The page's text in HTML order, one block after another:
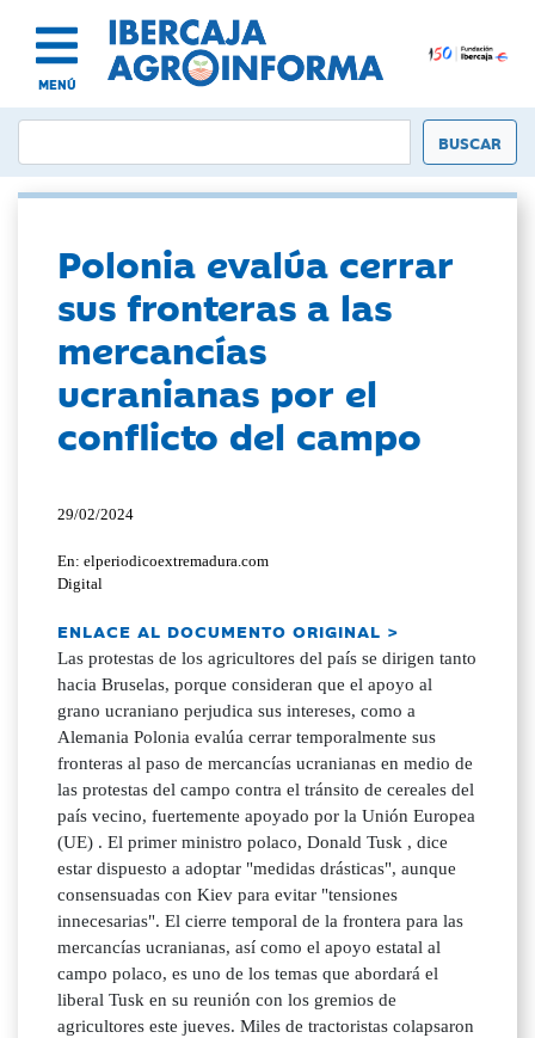
MENÚ
Polonia evalúa cerrar
sus fronteras a las
mercancías
ucranianas por el
conflicto del campo
29/02/2024
En: elperiodicoextremadura.com
Digital
ENLACE AL DOCUMENTO ORIGINAL >
Las protestas de los agricultores del país se dirigen tanto
hacia Bruselas, porque consideran que el apoyo al
grano ucraniano perjudica sus intereses, como a
Alemania Polonia evalúa cerrar temporalmente sus
fronteras al paso de mercancías ucranianas en medio de
las protestas del campo contra el tránsito de cereales del
país vecino, fuertemente apoyado por la Unión Europea
(UE) . El primer ministro polaco, Donald Tusk , dice
estar dispuesto a adoptar "medidas drásticas", aunque
consensuadas con Kiev para evitar "tensiones
innecesarias". El cierre temporal de la frontera para las
mercancías ucranianas, así como el apoyo estatal al
campo polaco, es uno de los temas que abordará el
liberal Tusk en su reunión con los gremios de
agricultores este jueves. Miles de tractoristas colapsaron